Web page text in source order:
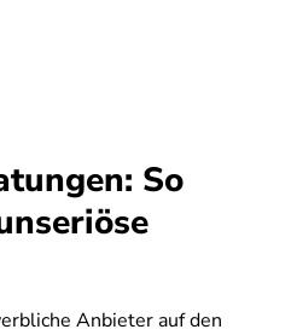
So
Anbieter auf den